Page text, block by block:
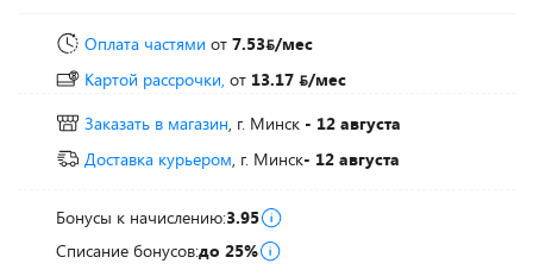
Оплата частями от 7.53 /мес
Картой рассрочки, от 13.17
/мес
Заказать в магазин, г. Минск - 12 августа
Доставка курьером, г. Минск- 12 августа
Бонусы к начислению:3.95
Списание бонусов:до 25%